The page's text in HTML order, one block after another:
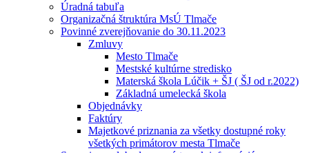
Úradná tabuľa
Organizačná štruktúra MsÚ Tlmače
Povinné zverejňovanie do 30.11.2023
Zmluvy
Mesto Tlmače
Mestské kultúrne stredisko
Materská škola Lúčik + ŠJ ( ŠJ od r.2022)
Základná umelecká škola
Objednávky
Faktúry
Majetkové priznania za všetky dostupné roky
všetkých primátorov mesta Tlmače